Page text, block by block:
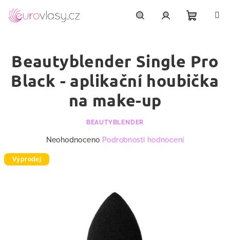
obsah
košík
Beautyblender Single Pro
Black - aplikační houbička
na make-up
BEAUTYBLENDER
produktu
Neohodnoceno Podrobnosti hodnocení
Výprodej